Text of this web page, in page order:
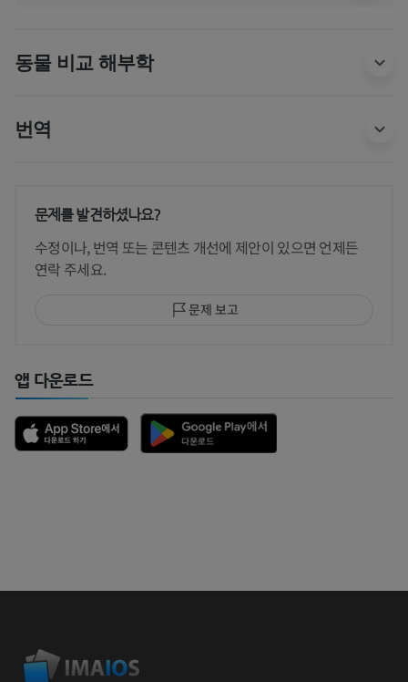
동물 비교 해부학
번역
문제를 발견하셨나요?
수정이나, 번역 또는 콘텐츠 개선에 제안이 있으면 언제든
연락 주세요.
문제 보고
앱 다운로드